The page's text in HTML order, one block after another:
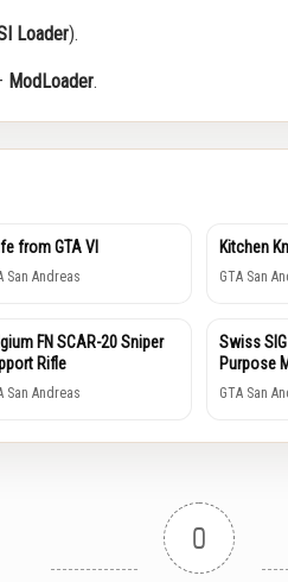
Loader).
ModLoader.
from GTA VI
San Andreas
Kitchen
GTA San
FN SCAR-20 Sniper
Rifle
San Andreas
Swiss
Purpose
GTA San
0